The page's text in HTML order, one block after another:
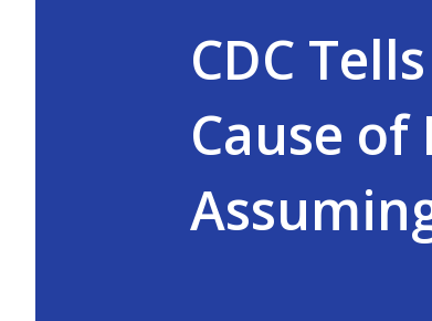
CDC
Cause of